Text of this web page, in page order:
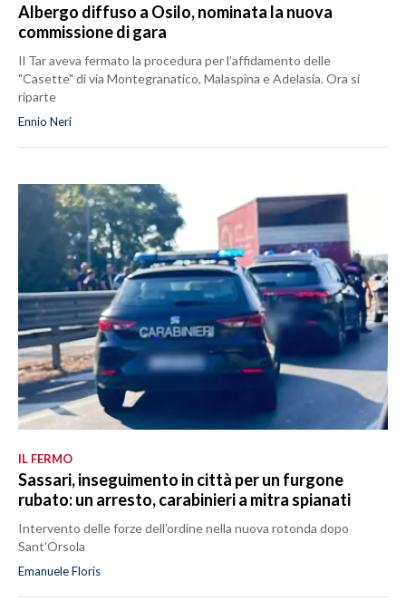
Albergo diffuso a Osilo, nominata la nuova
commissione di gara
Il Tar aveva fermato la procedura per l’affidamento delle
"Casette" di via Montegranatico, Malaspina e Adelasia. Ora si
riparte
Ennio Neri
IL FERMO
Sassari, inseguimento in città per un furgone
rubato: un arresto, carabinieri a mitra spianati
Intervento delle forze dell’ordine nella nuova rotonda dopo
Sant'Orsola
Emanuele Floris